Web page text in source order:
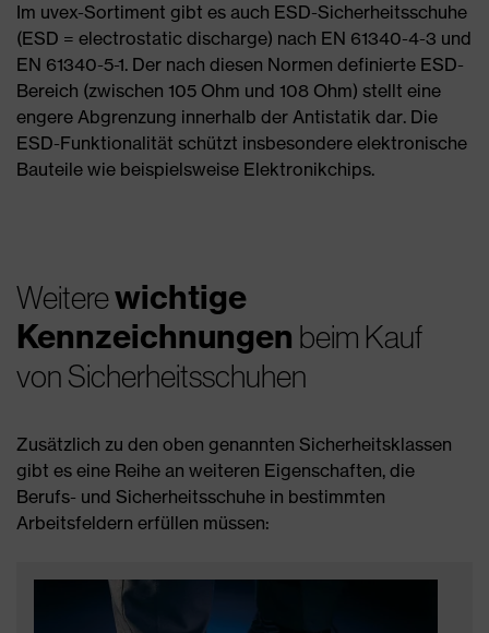
Im uvex-Sortiment gibt es auch ESD-Sicherheitsschuhe
(ESD = electrostatic discharge) nach EN 61340-4-3 und
EN 61340-5-1. Der nach diesen Normen definierte ESD-
Bereich (zwischen 105 Ohm und 108 Ohm) stellt eine
engere Abgrenzung innerhalb der Antistatik dar. Die
ESD-Funktionalität schützt insbesondere elektronische
Bauteile wie beispielsweise Elektronikchips.
Weiterewichtige
Kennzeichnungen beim Kauf
von Sicherheitsschuhen
Zusätzlich zu den oben genannten Sicherheitsklassen
gibt es eine Reihe an weiteren Eigenschaften, die
Berufs- und Sicherheitsschuhe in bestimmten
Arbeitsfeldern erfüllen müssen: